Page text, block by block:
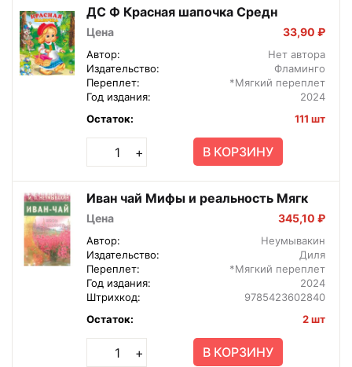
ДС Ф Красная шапочка Средн
Цена 33,90 ₽
Автор:
Нет автора
Издательство:
Фламинго
Переплет:
*Мягкий переплет
Год издания:
2024
Остаток:
111 шт
+ В КОРЗИНУ
Иван чай Мифы и реальность Мягк
Цена 345,10 ₽
Автор:
Неумывакин
Издательство:
Диля
Переплет:
*Мягкий переплет
Год издания:
2024
Штрихкод:
9785423602840
Остаток:
2 шт
+ В КОРЗИНУ